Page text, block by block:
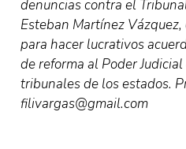
denuncias contra el
Esteban Martínez
para hacer lucrativos
de reforma al Poder
tribunales de los estados.
filivargas@gmail.com